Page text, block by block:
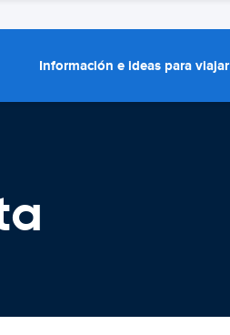
Información e ideas para viajar